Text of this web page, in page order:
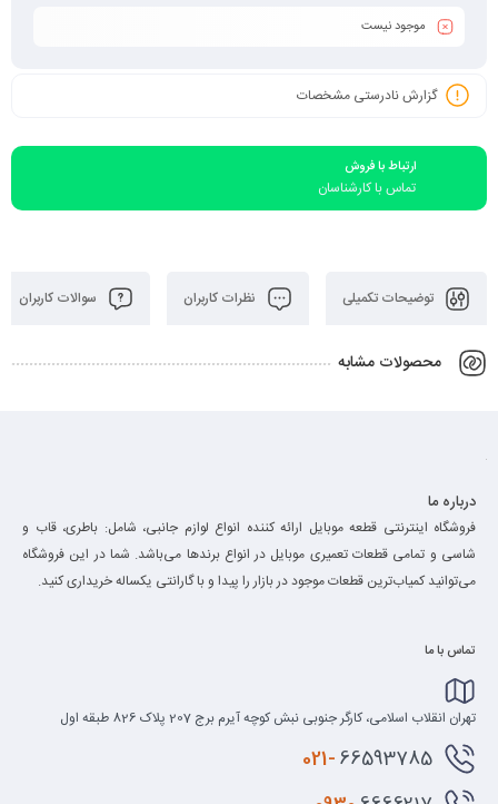
موجود نیست
گزارش نادرستی مشخصات
ارتباط با فروش
تماس با کارشناسان
توضیحات تکمیلی نظرات کاربران سوالات کاربران
محصولات مشابه
درباره ما
فروشگاه اینترنتی قطعه موبایل ارائه کننده انواع لوازم جانبی، شامل: باطری، قاب و
شاسی و تمامی قطعات تعمیری موبایل در انواع برند‌ها می‌باشد. شما در این فروشگاه
می‌توانید کمیاب‌ترین قطعات موجود در بازار را پیدا و با گارانتی یکساله خریداری کنید.
تماس با ما
تهران انقلاب اسلامی، کارگر جنوبی نبش کوچه آیرم برج 207 پلاک 826 طبقه اول
021-66593785